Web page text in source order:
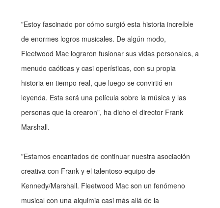
"Estoy fascinado por cómo surgió esta historia increíble
de enormes logros musicales. De algún modo,
Fleetwood Mac lograron fusionar sus vidas personales, a
menudo caóticas y casi operísticas, con su propia
historia en tiempo real, que luego se convirtió en
leyenda. Esta será una película sobre la música y las
personas que la crearon", ha dicho el director Frank
Marshall.
"Estamos encantados de continuar nuestra asociación
creativa con Frank y el talentoso equipo de
Kennedy/Marshall. Fleetwood Mac son un fenómeno
musical con una alquimia casi más allá de la